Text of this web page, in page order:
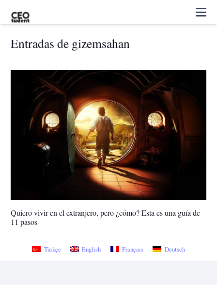
Entradas de gizemsahan
Quiero vivir en el extranjero, pero ¿cómo? Esta es una guía de
11 pasos
Türkçe English Français Deutsch